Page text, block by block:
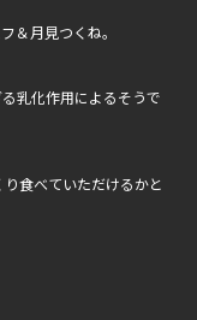
＆月見つくね。
乳化作用によるそうで
食べていただけるかと